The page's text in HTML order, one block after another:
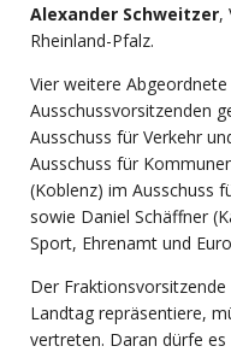
Alexander Schweitzer,
Rheinland-Pfalz.
Vier weitere
Ausschussvorsitzenden
Ausschuss für Verkehr
Ausschuss für
(Koblenz) im Ausschuss
sowie Daniel Schäffner
Sport, Ehrenamt und
Der
Landtag repräsentiere,
vertreten. Daran dürfe